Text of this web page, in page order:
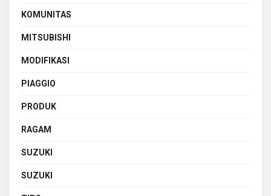
KOMUNITAS
MITSUBISHI
MODIFIKASI
PIAGGIO
PRODUK
RAGAM
SUZUKI
SUZUKI